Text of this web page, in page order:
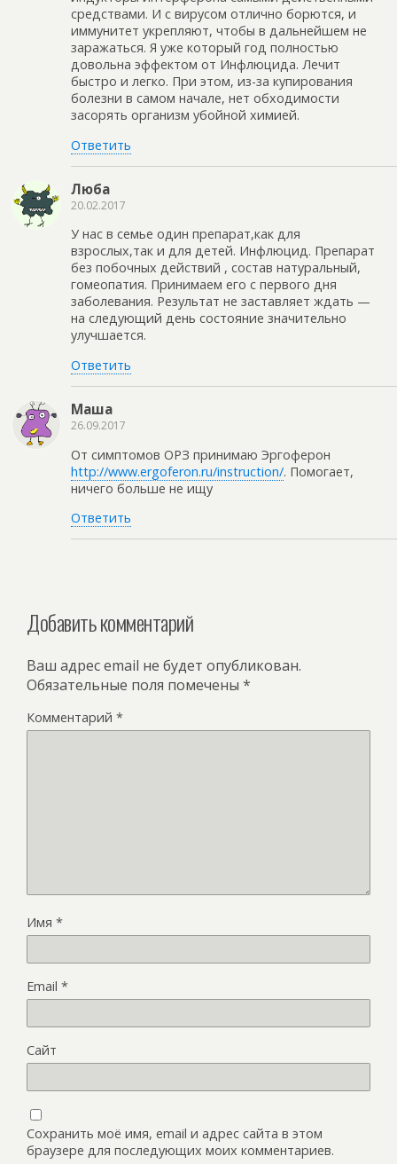
средствами. И с вирусом отлично борются, и
иммунитет укрепляют, чтобы в дальнейшем не
заражаться. Я уже который год полностью
довольна эффектом от Инфлюцида. Лечит
быстро и легко. При этом, из-за купирования
болезни в самом начале, нет обходимости
засорять организм убойной химией.
Ответить
Люба
20.02.2017
У нас в семье один препарат,как для
взрослых,так и для детей. Инфлюцид. Препарат
без побочных действий , состав натуральный,
гомеопатия. Принимаем его с первого дня
заболевания. Результат не заставляет ждать —
на следующий день состояние значительно
улучшается.
Ответить
Маша
26.09.2017
От симптомов ОРЗ принимаю Эргоферон
http://www.ergoferon.ru/instruction/. Помогает,
ничего больше не ищу
Ответить
Добавить комментарий
Ваш адрес email не будет опубликован.
Обязательные поля помечены *
Комментарий *
Имя *
Email *
Сайт
Сохранить моё имя, email и адрес сайта в этом
браузере для последующих моих комментариев.